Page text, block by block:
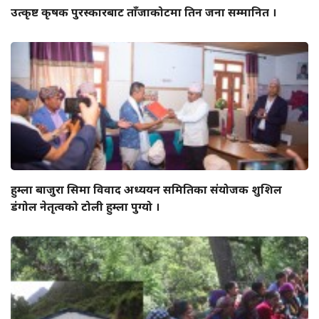
उत्कृष्ट कृषक पुरस्कारबाट ताँजाकोटमा तिन जना सम्मानित ।
हुम्ला बाजुरा सिमा विवाद अध्ययन समितिका संयोजक शुशिल
डंगोल नेतृत्वको टोली हुम्ला पुग्यो ।